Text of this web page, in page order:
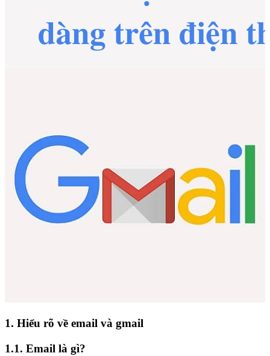
1. Hiểu rõ về email và gmail
1.1. Email là gì?